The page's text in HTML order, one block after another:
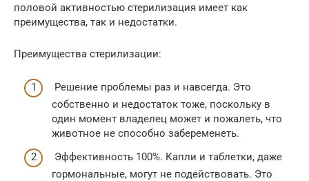
половой активностью стерилизация имеет как
преимущества, так и недостатки.
Преимущества стерилизации:
Решение проблемы раз и навсегда. Это
собственно и недостаток тоже, поскольку в
один момент владелец может и пожалеть, что
животное не способно забеременеть.
Эффективность 100%. Капли и таблетки, даже
гормональные, могут не подействовать. Это